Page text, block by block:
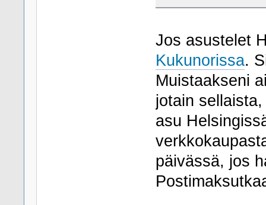
Jos asustelet
Kukunorissa.
Muistaakseni
jotain
asu
päivässä, jos